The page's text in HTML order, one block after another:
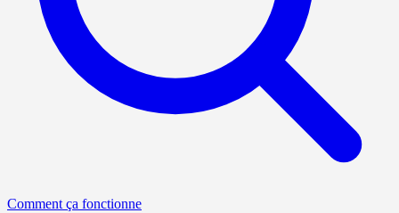
Comment ça fonctionne